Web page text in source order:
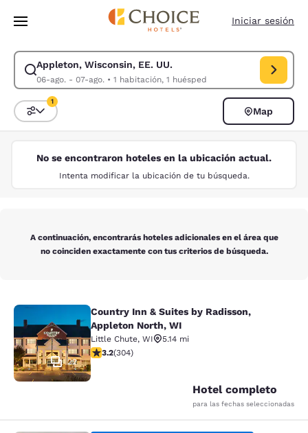
Pasar A Contenido Principal
Iniciar sesión
Appleton, Wisconsin, EE. UU.
06-ago. - 07-ago.• 1 habitación, 1 huésped
Modificar la búsqueda de Appleton, Wisconsin, EE. UU.. Fecha de
Ordenar y filtrar
1
Map
No se encontraron hoteles en la ubicación actual.
Intenta modificar la ubicación de tu búsqueda.
A continuación, encontrarás hoteles adicionales en el área que
no coinciden exactamente con tus criterios de búsqueda.
Country Inn & Suites by Radisson,
22
Country Inn & Suites by Radisson,
Appleton North, WI
Little Chute, WI
5.14 mi
calificación de 3.24 estrellas. Bueno. 304 reseñas
3.2(304)
Hotel completo
para las fechas seleccionadas